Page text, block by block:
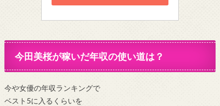
今田美桜が稼いだ年収の使い道は？
今や女優の年収ランキングで
ベスト5に入るくらいを